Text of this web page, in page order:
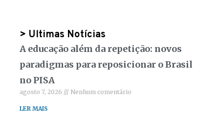
> Ultimas Notícias
A educação além da repetição: novos
paradigmas para reposicionar o Brasil
no PISA
agosto 7, 2026 Nenhum comentário
LER MAIS